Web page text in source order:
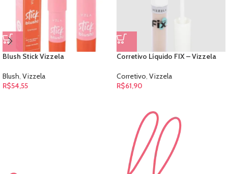
Blush Stick Vizzela
Blush, Vizzela
R$54,55
Corretivo Líquido FIX – Vizzela
Corretivo, Vizzela
R$61,90